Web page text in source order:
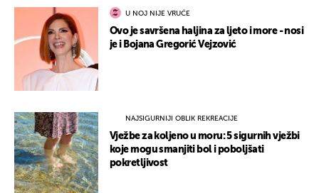
U NOJ NIJE VRUĆE
Ovo je savršena haljina za ljeto i more - nosi
je i Bojana Gregorić Vejzović
NAJSIGURNIJI OBLIK REKREACIJE
Vježbe za koljeno u moru: 5 sigurnih vježbi
koje mogu smanjiti bol i poboljšati
pokretljivost